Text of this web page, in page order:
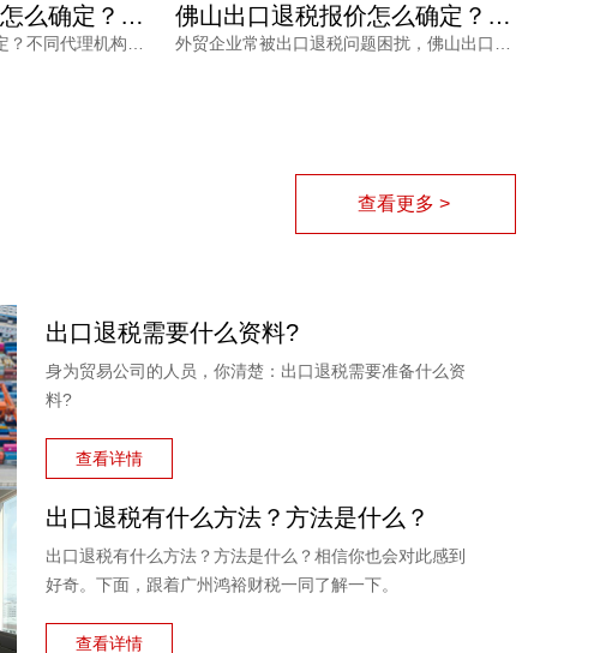
广州出口退税费用怎么确定？这三个细节不看清容易钱货两空 佛山出口退税报价怎么确定？每月报关单量是关键参考因素
查看更多 >
出口退税需要什么资料?
身为贸易公司的人员，你清楚：出口退税需要准备什么资
料?
查看详情
出口退税有什么方法？方法是什么？
出口退税有什么方法？方法是什么？相信你也会对此感到
好奇。下面，跟着广州鸿裕财税一同了解一下。
查看详情